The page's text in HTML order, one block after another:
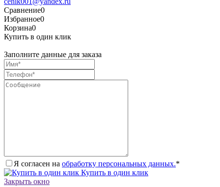
Сравнение0
Избранное0
Корзина0
Купить в один клик
Заполните данные для заказа
Я согласен на обработку персональных данных.*
Купить в один клик
Закрыть окно